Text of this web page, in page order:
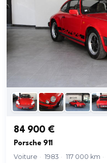
84 900 €
Porsche 911
Voiture · 1983 · 117 000 km ·